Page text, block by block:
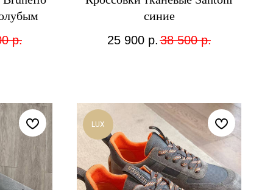
р.
синие
25 900 р. 38 500 р.
LUX